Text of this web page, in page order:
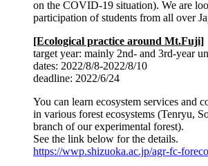
on the COVID-19 situation). We are
participation of students from all over
[Ecological practice around Mt.Fuji]
target year: mainly 2nd- and 3rd-year
dates: 2022/8/8-2022/8/10
deadline: 2022/6/24
You can learn ecosystem services and
in various forest ecosystems (Tenryu,
branch of our experimental forest).
See the link below for the details.
https://wwp.shizuoka.ac.jp/agr-fc-